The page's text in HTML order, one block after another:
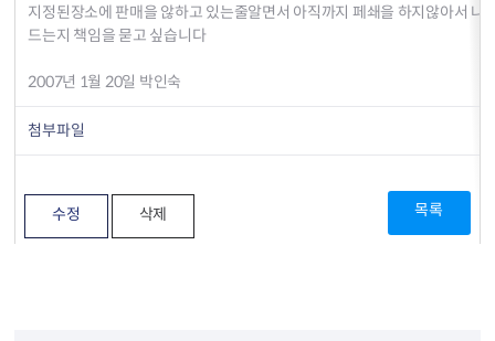
지정된장소에 판매을 않하고 있는줄알면서 아직까지 페쇄을 하지않아서 나
드는지 책임을 묻고 싶습니다
2007년 1월 20일 박인숙
첨부파일
수정 삭제 목록